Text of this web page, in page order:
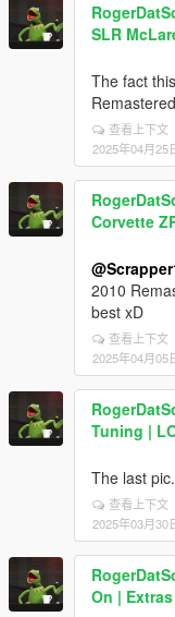
SLR
The fact
查看上下文
2025年04月25
Corvette
2010
best xD
查看上下文
2025年04月05
Tuning |
The last
查看上下文
2025年03月30
On |